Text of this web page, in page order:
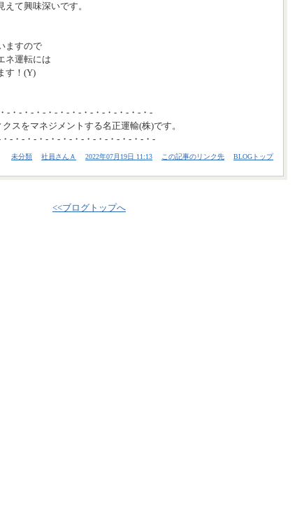
て興味深いです。
ますので
ネ運転には
す！(Y)
-・-・-・-・-・-・-・-・-・-・-・-・-
スをマネジメントする名正運輸(株)です。
-・-・-・-・-・-・-・-・-・-・-・-・-
未分類 社員さんＡ 2022年07月19日 11:13 この記事のリンク先 BLOGトップ
<<ブログトップへ